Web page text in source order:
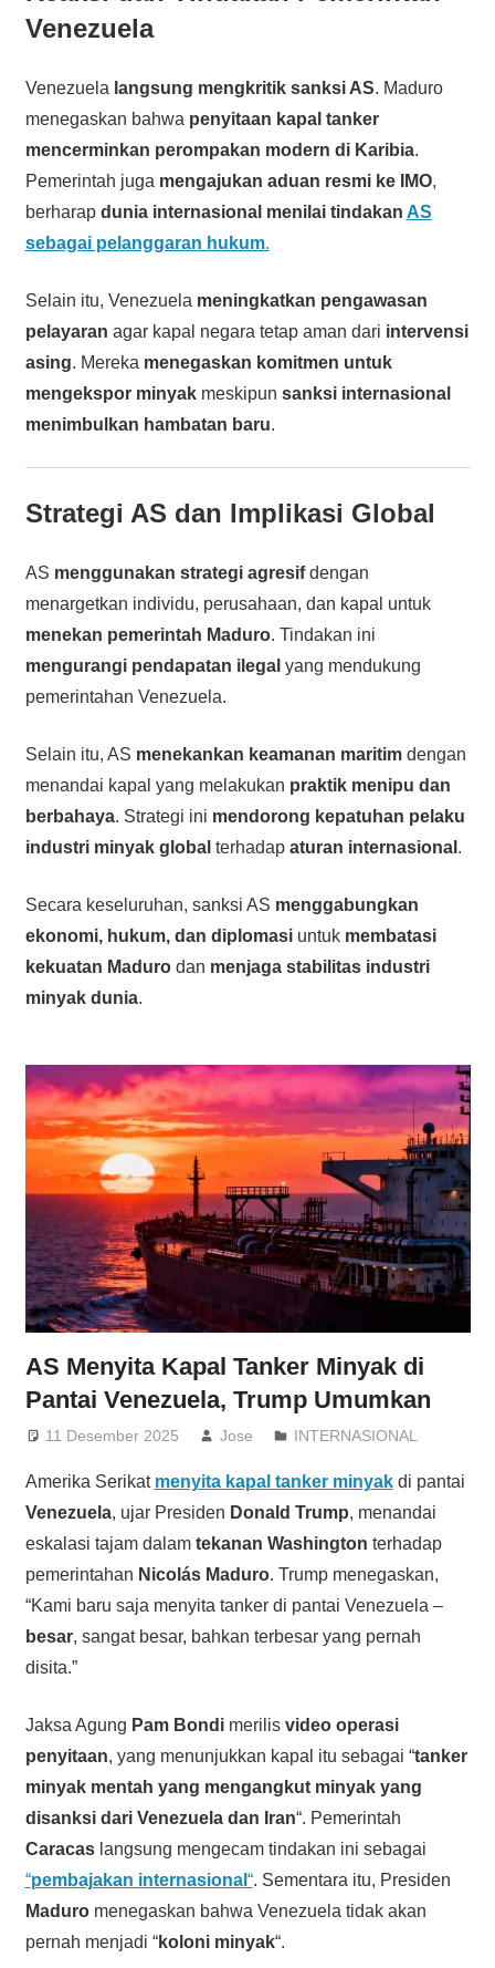
Venezuela
Venezuela langsung mengkritik sanksi AS. Maduro
menegaskan bahwa penyitaan kapal tanker
mencerminkan perompakan modern di Karibia.
Pemerintah juga mengajukan aduan resmi ke IMO,
berharap dunia internasional menilai tindakan AS
sebagai pelanggaran hukum.
Selain itu, Venezuela meningkatkan pengawasan
pelayaran agar kapal negara tetap aman dari intervensi
asing. Mereka menegaskan komitmen untuk
mengekspor minyakmeskipun sanksi internasional
menimbulkan hambatan baru.
Strategi AS dan Implikasi Global
AS menggunakan strategi agresifdengan
menargetkan individu, perusahaan, dan kapal untuk
menekan pemerintah Maduro. Tindakan ini
mengurangi pendapatan ilegal yang mendukung
pemerintahan Venezuela.
Selain itu, AS menekankan keamanan maritimdengan
menandai kapal yang melakukan praktik menipu dan
berbahaya. Strategi ini mendorong kepatuhan pelaku
industri minyak global terhadap aturan internasional .
Secara keseluruhan, sanksi AS menggabungkan
ekonomi, hukum, dan diplomasiuntuk membatasi
kekuatan Madurodan menjaga stabilitas industri
minyak dunia.
AS Menyita Kapal Tanker Minyak di
Pantai Venezuela, Trump Umumkan
11 Desember 2025 Jose INTERNASIONAL
Amerika Serikat menyita kapal tanker minyakdi pantai
Venezuela, ujar Presiden Donald Trump, menandai
eskalasi tajam dalam tekanan Washington terhadap
pemerintahan Nicolás Maduro. Trump menegaskan,
“Kami baru saja menyita tanker di pantai Venezuela –
besar, sangat besar, bahkan terbesar yang pernah
disita.”
Jaksa Agung Pam Bondimerilis video operasi
penyitaan, yang menunjukkan kapal itu sebagai “tanker
minyak mentah yang mengangkut minyak yang
disanksi dari Venezuela dan Iran“. Pemerintah
Caracaslangsung mengecam tindakan ini sebagai
“pembajakan internasional “. Sementara itu, Presiden
Maduromenegaskan bahwa Venezuela tidak akan
pernah menjadi “koloni minyak“.